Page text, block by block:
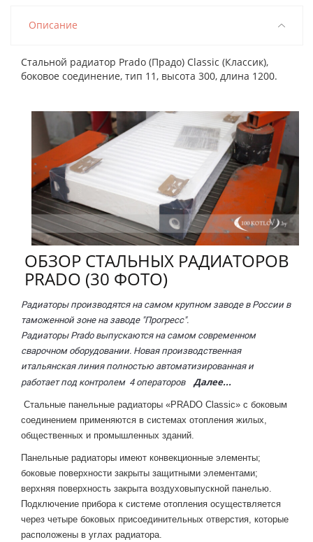
Описание
Стальной радиатор Prado (Прадо) Classic (Классик),
боковое соединение, тип 11, высота 300, длина 1200.
ОБЗОР СТАЛЬНЫХ РАДИАТОРОВ
PRADO (30 ФОТО)
Радиаторы производятся на самом крупном заводе в России в
таможенной зоне на заводе "Прогресс".
Радиаторы Prado выпускаются на самом современном
сварочном оборудовании. Новая производственная
итальянская линия полностью автоматизированная и
работает под контролем 4 операторов Далее...
Стальные панельные радиаторы «PRADO Classic» с боковым
соединением применяются в системах отопления жилых,
общественных и промышленных зданий.
Панельные радиаторы имеют конвекционные элементы;
боковые поверхности закрыты защитными элементами;
верхняя поверхность закрыта воздуховыпускной панелью.
Подключение прибора к системе отопления осуществляется
через четыре боковых присоединительных отверстия, которые
расположены в углах радиатора.